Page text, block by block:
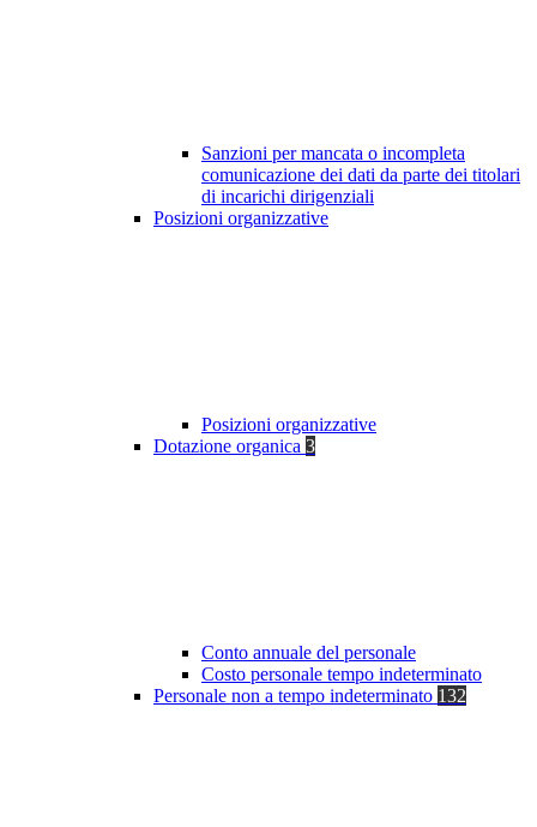
Sanzioni per mancata o incompleta
comunicazione dei dati da parte dei titolari
di incarichi dirigenziali
Posizioni organizzative
Posizioni organizzative
Dotazione organica 3
Conto annuale del personale
Costo personale tempo indeterminato
Personale non a tempo indeterminato 132